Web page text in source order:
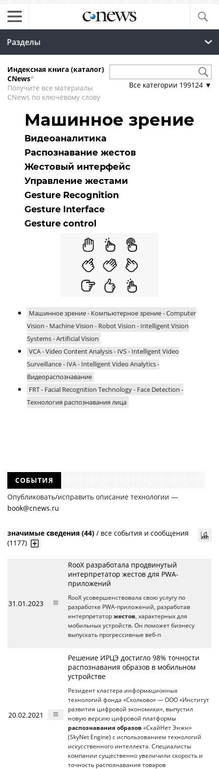
Разделы
Индексная книга (каталог)
CNews*
Получите все материалы
CNews по ключевому слову
Все категории 199124 ▼
Машинное зрение
Видеоаналитика
Распознавание жестов
Жестовый интерфейс
Управление жестами
Gesture Recognition
Gesture Interface
Gesture control
Машинное зрение - Компьютерное зрение - Computer
Vision - Machine Vision - Robot Vision - Intelligent Vision
Systems - Artificial Vision
VCA - Video Content Analysis - IVS - Intelligent Video
Surveillance - IVA - Intelligent Video Analytics -
Видеораспознавание
FRT - Facial Recognition Technology - Face Detection -
Технология распознавания лица
СОБЫТИЯ
Опубликовать/исправить описание технологии —
book@cnews.ru
значимые сведения (44) / все события и сообщения
(1177)
31.01.2023
RooX разработала продвинутый
интерпретатор жестов для PWA-
приложений
RooX усовершенствовала свою услугу по
разработке PWA-приложений, разработав
интерпретатор жестов, характерных для
мобильных устройств. Он поможет бизнесу
выпускать прогрессивные веб-п
20.02.2021
Решение ИРЦЭ достигло 98% точности
распознавания образов в мобильном
устройстве
Резидент кластера информационных
технологий фонда «Сколково» — ООО «Институт
развития цифровой экономики», выпустил
новую версию цифровой платформы
распознавания образов «СкайНет Энжн»
(SkyNet Engine) с использованием технологий
искусственного интеллекта. Специалисты
компании существенно увеличили скорость и
точность распознавания товаров